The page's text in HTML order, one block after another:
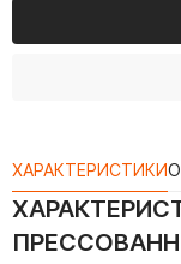
ХАРАКТЕРИСТИКИ